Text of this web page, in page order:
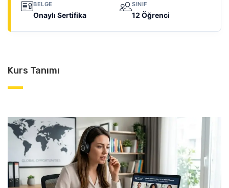
BELGE
Onaylı Sertifika
SINIF
12 Öğrenci
Kurs Tanımı